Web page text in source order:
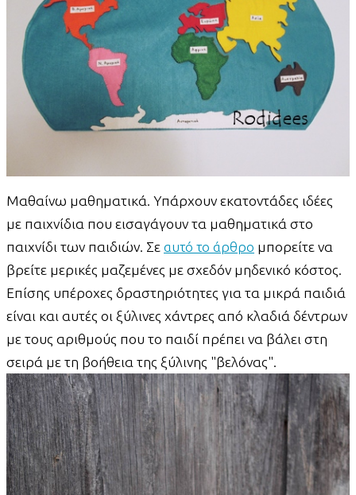
Μαθαίνω μαθηματικά. Υπάρχουν εκατοντάδες ιδέες
με παιχνίδια που εισαγάγουν τα μαθηματικά στο
παιχνίδι των παιδιών. Σε αυτό το άρθρο μπορείτε να
βρείτε μερικές μαζεμένες με σχεδόν μηδενικό κόστος.
Επίσης υπέροχες δραστηριότητες για τα μικρά παιδιά
είναι και αυτές οι ξύλινες χάντρες από κλαδιά δέντρων
με τους αριθμούς που το παιδί πρέπει να βάλει στη
σειρά με τη βοήθεια της ξύλινης "βελόνας".